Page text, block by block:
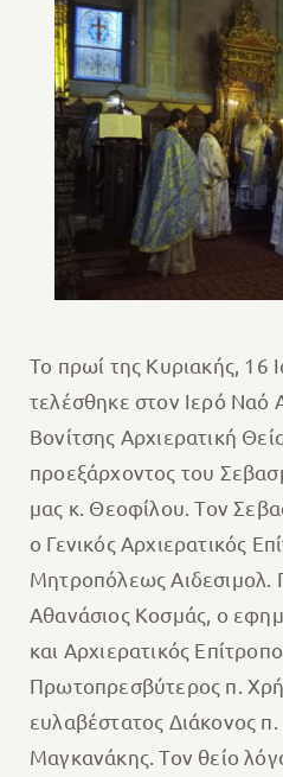
Το πρωί της Κυριακής, 16
τελέσθηκε στον Ιερό Ναό
Βονίτσης Αρχιερατική
προεξάρχοντος του
μας κ. Θεοφίλου. Τον
ο Γενικός Αρχιερατικός
Μητροπόλεως Αιδεσιμολ.
Αθανάσιος Κοσμάς, ο
και Αρχιερατικός
Πρωτοπρεσβύτερος π.
ευλαβέστατος Διάκονος π.
Μαγκανάκης. Τον θείο